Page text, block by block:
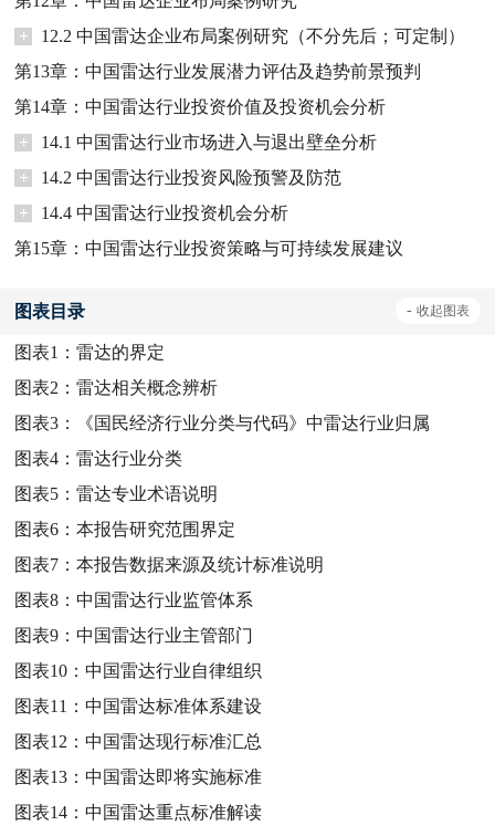
+
12.2 中国雷达企业布局案例研究（不分先后；可定制）
第13章：中国雷达行业发展潜力评估及趋势前景预判
第14章：中国雷达行业投资价值及投资机会分析
+
14.1 中国雷达行业市场进入与退出壁垒分析
+
14.2 中国雷达行业投资风险预警及防范
+
14.4 中国雷达行业投资机会分析
第15章：中国雷达行业投资策略与可持续发展建议
图表目录 - 收起图表
图表1：雷达的界定
图表2：雷达相关概念辨析
图表3：
《国民经济行业分类与代码》中雷达行业归属
图表4：雷达行业分类
图表5：雷达专业术语说明
图表6：本报告研究范围界定
图表7：本报告数据来源及统计标准说明
图表8：中国雷达行业监管体系
图表9：中国雷达行业主管部门
图表10：中国雷达行业自律组织
图表11：中国雷达标准体系建设
图表12：中国雷达现行标准汇总
图表13：中国雷达即将实施标准
图表14：中国雷达重点标准解读